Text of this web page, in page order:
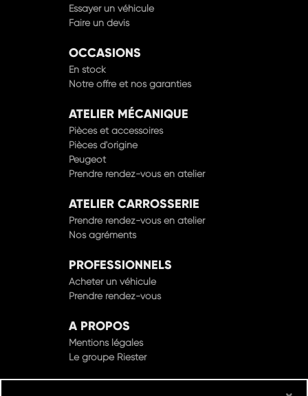
Essayer un véhicule
Faire un devis
OCCASIONS
En stock
Notre offre et nos garanties
ATELIER MÉCANIQUE
Pièces et accessoires
Pièces d'origine
Peugeot
Prendre rendez-vous en atelier
ATELIER CARROSSERIE
Prendre rendez-vous en atelier
Nos agréments
PROFESSIONNELS
Acheter un véhicule
Prendre rendez-vous
A PROPOS
Mentions légales
Le groupe Riester